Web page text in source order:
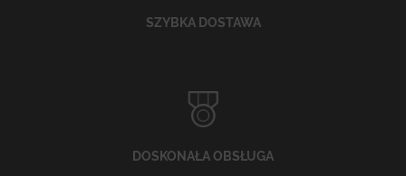
SZYBKA DOSTAWA
DOSKONAŁA OBSŁUGA